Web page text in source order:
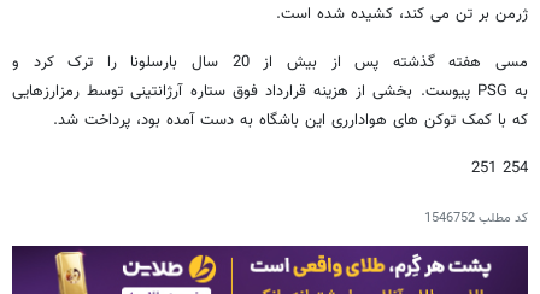
ژرمن بر تن می کند، کشیده شده است.
مسی هفته گذشته پس از بیش از 20 سال بارسلونا را ترک کرد و
به PSG پیوست. بخشی از هزینه قرارداد فوق ستاره آرژانتینی توسط رمزارزهایی
که با کمک توکن های هوادارری این باشگاه به دست آمده بود، پرداخت شد.
254 251
کد مطلب1546752